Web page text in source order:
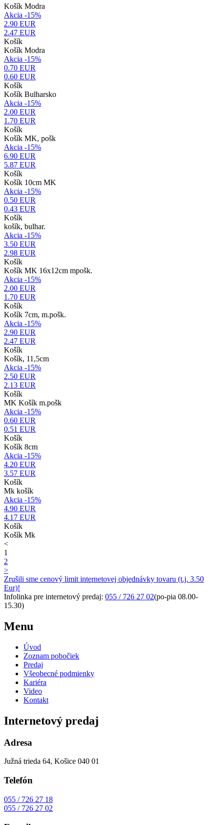
Košík Modra
Akcia -15%
2.90 EUR
2.47 EUR
Košík
Košík Modra
Akcia -15%
0.70 EUR
0.60 EUR
Košík
Košík Bulharsko
Akcia -15%
2.00 EUR
1.70 EUR
Košík
Košík MK, pošk
Akcia -15%
6.90 EUR
5.87 EUR
Košík
Košík 10cm MK
Akcia -15%
0.50 EUR
0.43 EUR
Košík
košík, bulhar.
Akcia -15%
3.50 EUR
2.98 EUR
Košík
Košík MK 16x12cm mpošk.
Akcia -15%
2.00 EUR
1.70 EUR
Košík
Košík 7cm, m.pošk.
Akcia -15%
2.90 EUR
2.47 EUR
Košík
Košík, 11,5cm
Akcia -15%
2.50 EUR
2.13 EUR
Košík
MK Košík m.pošk
Akcia -15%
0.60 EUR
0.51 EUR
Košík
Košík 8cm
Akcia -15%
4.20 EUR
3.57 EUR
Košík
Mk košík
Akcia -15%
4.90 EUR
4.17 EUR
Košík
Košík Mk
<
1
2
>
Zrušili sme cenový limit internetovej objednávky tovaru (t.j. 3.50
Eur)!
Infolinka pre internetový predaj: 055 / 726 27 02(po-pia 08.00-
15.30)
Menu
Úvod
Zoznam pobočiek
Predaj
Všeobecné podmienky
Kariéra
Video
Kontakt
Internetový predaj
Adresa
Južná trieda 64, Košice 040 01
Telefón
055 / 726 27 18
055 / 726 27 02